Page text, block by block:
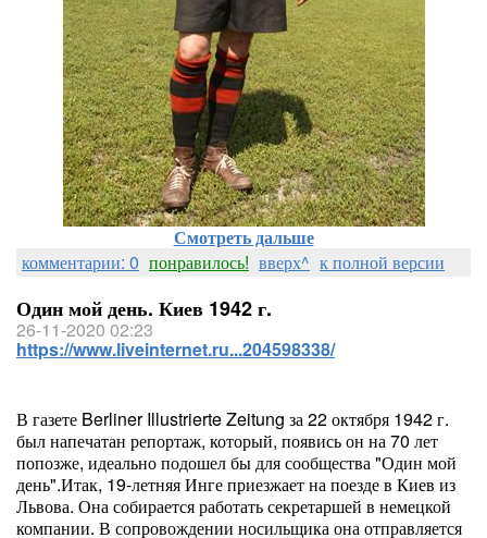
Смотреть дальше
комментарии: 0 понравилось! вверх^ к полной версии
Один мой день. Киев 1942 г.
26-11-2020 02:23
https://www.liveinternet.ru...204598338/
В газете Berliner Illustrierte Zeitung за 22 октября 1942 г.
был напечатан репортаж, который, появись он на 70 лет
попозже, идеально подошел бы для сообщества "Один мой
день".Итак, 19-летняя Инге приезжает на поезде в Киев из
Львова. Она собирается работать секретаршей в немецкой
компании. В сопровождении носильщика она отправляется